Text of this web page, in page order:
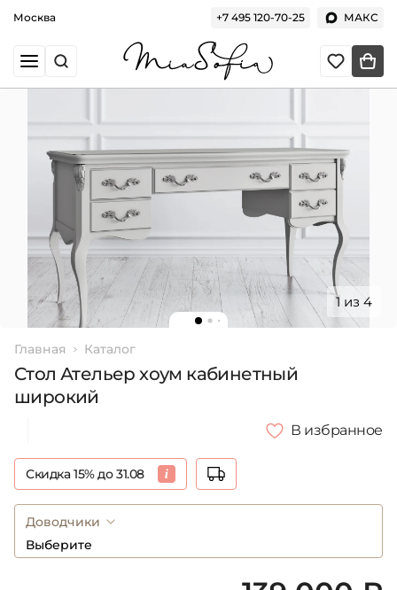
Москва +7 495 120-70-25 МАКС
1 из 4
Главная Каталог
Стол Ательер хоум кабинетный
широкий
В избранное
Скидка 15% до 31.08
Доводчики
Выберите